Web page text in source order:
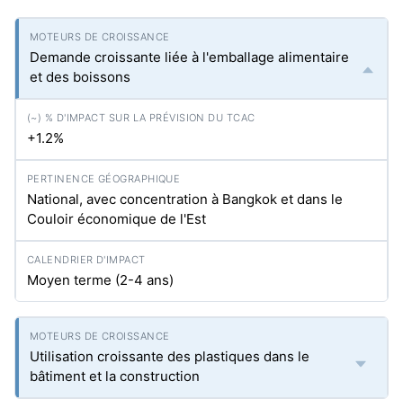
Demande croissante liée à l'emballage alimentaire
et des boissons
+1.2%
National, avec concentration à Bangkok et dans le
Couloir économique de l'Est
Moyen terme (2-4 ans)
Utilisation croissante des plastiques dans le
bâtiment et la construction